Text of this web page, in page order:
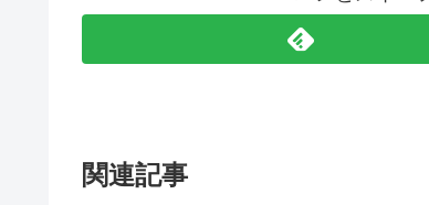
関連記事